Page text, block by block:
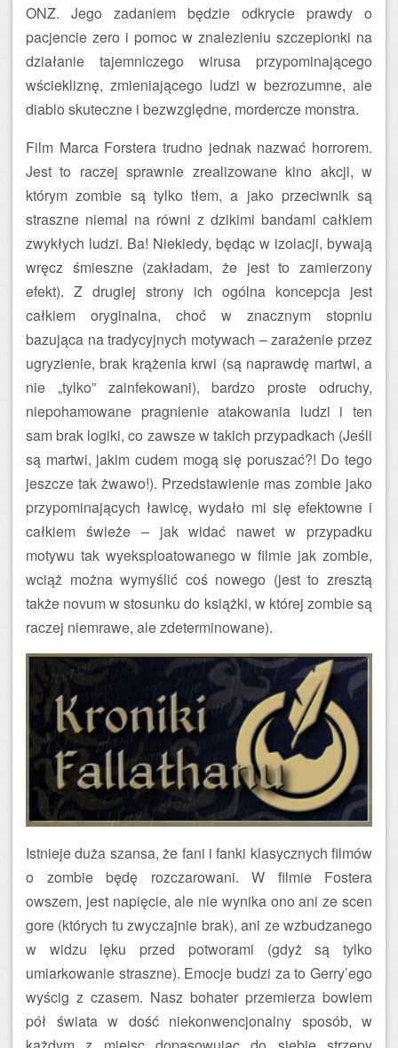
ONZ. Jego zadaniem będzie odkrycie prawdy o
pacjencie zero i pomoc w znalezieniu szczepionki na
działanie tajemniczego wirusa przypominającego
wściekliznę, zmieniającego ludzi w bezrozumne, ale
diablo skuteczne i bezwzględne, mordercze monstra.
Film Marca Forstera trudno jednak nazwać horrorem.
Jest to raczej sprawnie zrealizowane kino akcji, w
którym zombie są tylko tłem, a jako przeciwnik są
straszne niemal na równi z dzikimi bandami całkiem
zwykłych ludzi. Ba! Niekiedy, będąc w izolacji, bywają
wręcz śmieszne (zakładam, że jest to zamierzony
efekt). Z drugiej strony ich ogólna koncepcja jest
całkiem oryginalna, choć w znacznym stopniu
bazująca na tradycyjnych motywach – zarażenie przez
ugryzienie, brak krążenia krwi (są naprawdę martwi, a
nie „tylko” zainfekowani), bardzo proste odruchy,
niepohamowane pragnienie atakowania ludzi i ten
sam brak logiki, co zawsze w takich przypadkach (Jeśli
są martwi, jakim cudem mogą się poruszać?! Do tego
jeszcze tak żwawo!). Przedstawienie mas zombie jako
przypominających ławicę, wydało mi się efektowne i
całkiem świeże – jak widać nawet w przypadku
motywu tak wyeksploatowanego w filmie jak zombie,
wciąż można wymyślić coś nowego (jest to zresztą
także novum w stosunku do książki, w której zombie są
raczej niemrawe, ale zdeterminowane).
Istnieje duża szansa, że fani i fanki klasycznych filmów
o zombie będę rozczarowani. W filmie Fostera
owszem, jest napięcie, ale nie wynika ono ani ze scen
gore (których tu zwyczajnie brak), ani ze wzbudzanego
w widzu lęku przed potworami (gdyż są tylko
umiarkowanie straszne). Emocje budzi za to Gerry’ego
wyścig z czasem. Nasz bohater przemierza bowiem
pół świata w dość niekonwencjonalny sposób, w